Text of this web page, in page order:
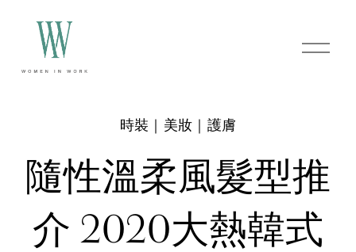
O
p
隨性溫柔風髮型推
介 2020大熱韓式
時裝｜美妝｜護膚